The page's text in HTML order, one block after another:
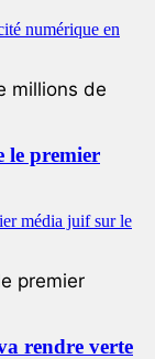
millions de
le premier
premier
rendre verte